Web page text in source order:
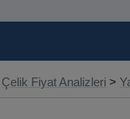
Çelik Fiyat Analizleri >